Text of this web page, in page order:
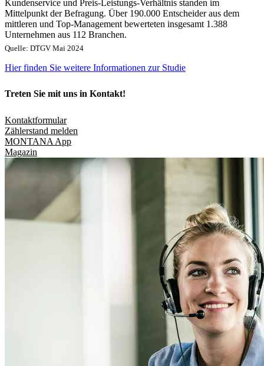
Kundenservice und Preis-Leistungs-Verhältnis standen im
Mittelpunkt der Befragung. Über 190.000 Entscheider aus dem
mittleren und Top-Management bewerteten insgesamt 1.388
Unternehmen aus 112 Branchen.
Quelle: DTGV Mai 2024
Hier finden Sie weitere Informationen zur Studie
Treten Sie mit uns in Kontakt!
Kontaktformular
Zählerstand melden
MONTANA App
Magazin